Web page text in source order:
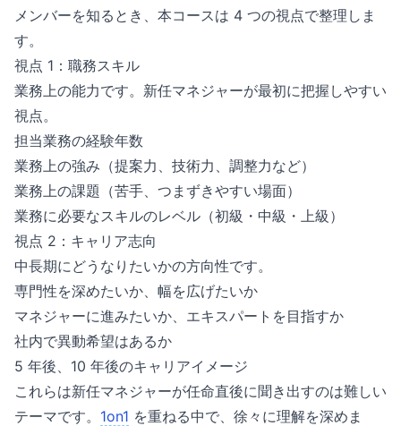
メンバーを知るとき、本コースは 4 つの視点で整理しま
す。
視点 1：職務スキル
業務上の能力です。新任マネジャーが最初に把握しやすい
視点。
担当業務の経験年数
業務上の強み（提案力、技術力、調整力など）
業務上の課題（苦手、つまずきやすい場面）
業務に必要なスキルのレベル（初級・中級・上級）
視点 2：キャリア志向
中長期にどうなりたいかの方向性です。
専門性を深めたいか、幅を広げたいか
マネジャーに進みたいか、エキスパートを目指すか
社内で異動希望はあるか
5 年後、10 年後のキャリアイメージ
これらは新任マネジャーが任命直後に聞き出すのは難しい
テーマです。 1on1 を重ねる中で、徐々に理解を深めま